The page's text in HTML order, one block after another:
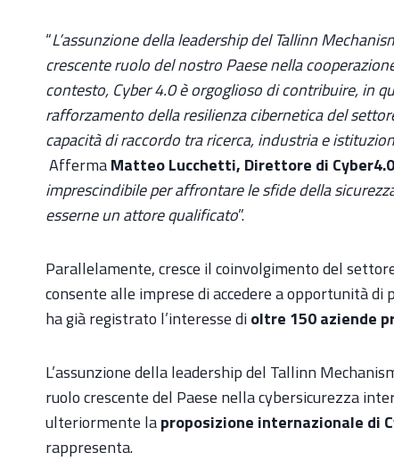
“L’assunzione della leadership del Tallinn
crescente ruolo del nostro Paese nella
contesto, Cyber 4.0 è orgoglioso di contribuire, in
rafforzamento della resilienza cibernetica del
capacità di raccordo tra ricerca, industria e
AffermaMatteo Lucchetti, Direttore di Cyber4.0
imprescindibile per affrontare le sfide della
esserne un attore qualificato”.
Parallelamente, cresce il coinvolgimento del
consente alle imprese di accedere a opportunità
ha già registrato l’interesse dioltre 150 aziende
L’assunzione della leadership del Tallinn
ruolo crescente del Paese nella cybersicurezza
ulteriormente laproposizione internazionale di
rappresenta.